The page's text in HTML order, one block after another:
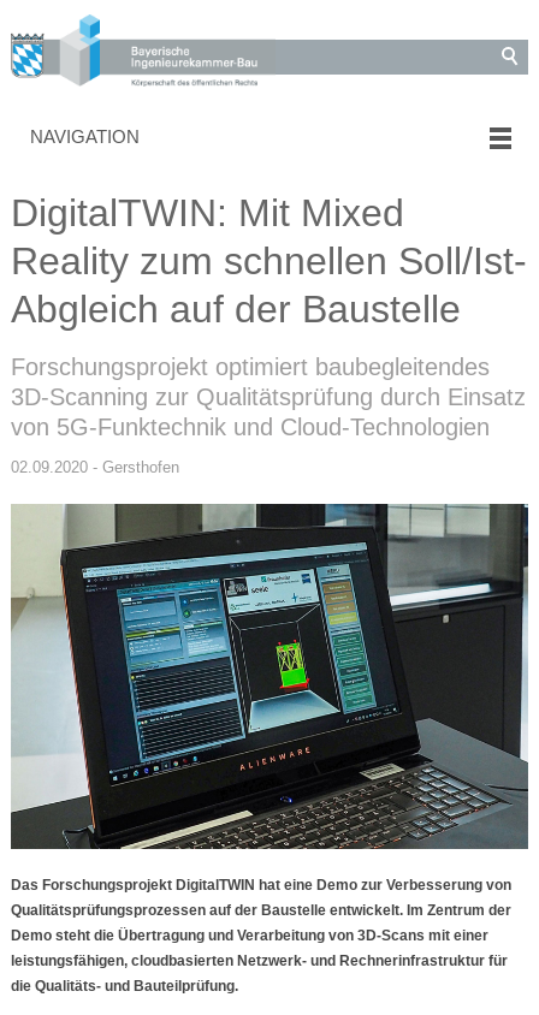
NAVIGATION
DigitalTWIN: Mit Mixed
Reality zum schnellen Soll/Ist-
Abgleich auf der Baustelle
Forschungsprojekt optimiert baubegleitendes
3D-Scanning zur Qualitätsprüfung durch Einsatz
von 5G-Funktechnik und Cloud-Technologien
02.09.2020 - Gersthofen
Das Forschungsprojekt DigitalTWIN hat eine Demo zur Verbesserung von
Qualitätsprüfungsprozessen auf der Baustelle entwickelt. Im Zentrum der
Demo steht die Übertragung und Verarbeitung von 3D-Scans mit einer
leistungsfähigen, cloudbasierten Netzwerk- und Rechnerinfrastruktur für
die Qualitäts- und Bauteilprüfung.